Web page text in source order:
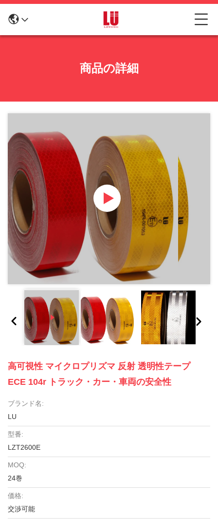
商品の詳細
高可視性 マイクロプリズマ 反射 透明性テープ
ECE 104r トラック・カー・車両の安全性
ブランド名:
LU
型番:
LZT2600E
MOQ:
24巻
価格:
交渉可能